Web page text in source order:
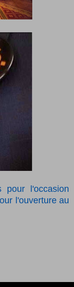
pour l'occasion
l'ouverture au